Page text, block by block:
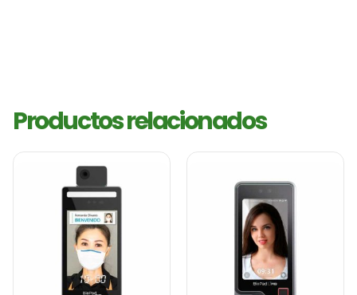
Productos relacionados